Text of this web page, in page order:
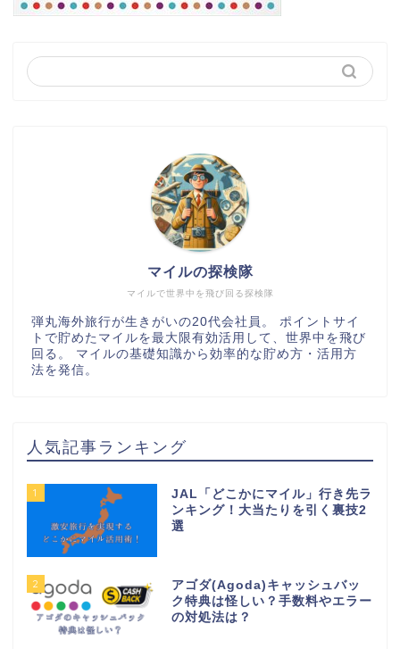
マイルで世界中を飛び回る探検隊
マイルの探検隊
弾丸海外旅行が生きがいの20代会社員。 ポイントサイ
トで貯めたマイルを最大限有効活用して、世界中を飛び
回る。 マイルの基礎知識から効率的な貯め方・活用方
法を発信。
人気記事ランキング
1
JAL「どこかにマイル」行き先ラ
ンキング！大当たりを引く裏技2
選
2
アゴダ(Agoda)キャッシュバッ
ク特典は怪しい？手数料やエラー
の対処法は？